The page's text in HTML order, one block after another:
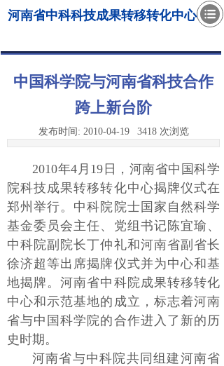
河南省中科科技成果转移转化中心
中国科学院与河南省科技合作
跨上新台阶
发布时间: 2010-04-19 3418 次浏览
2010年4月19日，河南省中国科学
院科技成果转移转化中心揭牌仪式在
郑州举行。中科院院士国家自然科学
基金委员会主任、党组书记陈宜瑜、
中科院副院长丁仲礼和河南省副省长
徐济超等出席揭牌仪式并为中心和基
地揭牌。河南省中科院成果转移转化
中心和示范基地的成立，标志着河南
省与中国科学院的合作进入了新的历
史时期。
河南省与中科院共同组建河南省